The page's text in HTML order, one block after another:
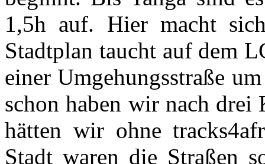
1,5h auf. Hier macht
Stadtplan taucht auf dem
einer Umgehungsstraße
schon haben wir nach drei
hätten wir ohne
Stadt waren die Straßen